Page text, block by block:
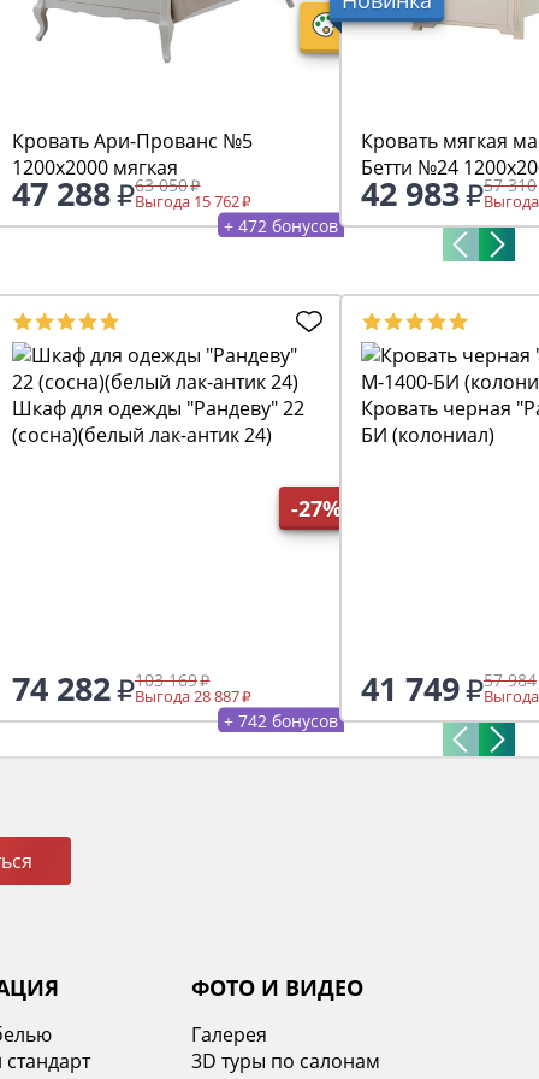
Кровать Ари-Прованс №5
1200х2000 мягкая
47 288 63 050
Выгода 15 762
+ 472 бонусов
Кровать мягкая
Бетти №24
42 983 57 310
-27%
Шкаф для одежды "Рандеву" 22
(сосна)(белый лак-антик 24)
74 282 103 169
Выгода 28 887
+ 742 бонусов
Кровать черная
БИ (колониал)
41 749 57 984
ФОТО И ВИДЕО
Галерея
3D туры по салонам